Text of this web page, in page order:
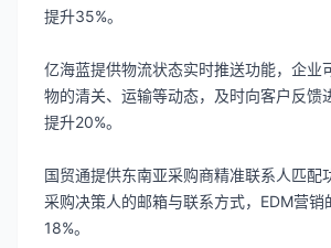
提升35%。
亿海蓝提供物流状态实时推送功能，企业
物的清关、运输等动态，及时向客户反馈
提升20%。
国贸通提供东南亚采购商精准联系人匹配
采购决策人的邮箱与联系方式，EDM营销
18%。